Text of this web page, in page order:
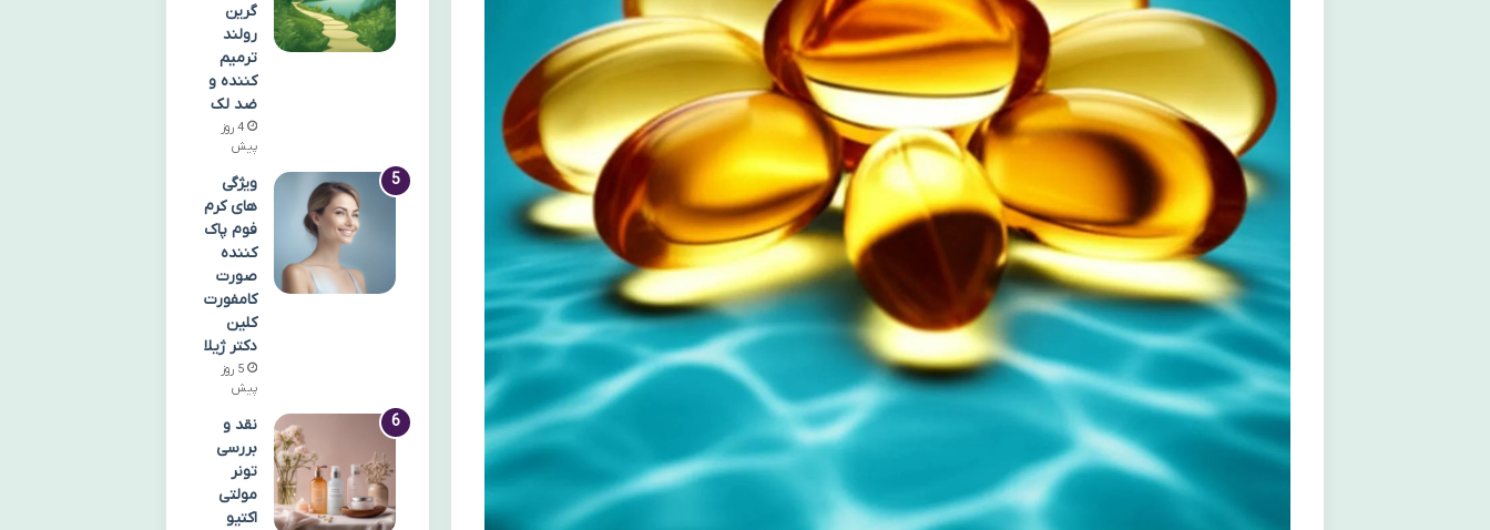
گرین
رولند
ترمیم
کننده و
ضد لک
4 روز
پیش
ویژگی
های کرم
فوم پاک
کننده
صورت
کامفورت
کلین
دکتر ژیلا
5 روز
پیش
نقد و
بررسی
تونر
مولتی
اکتیو